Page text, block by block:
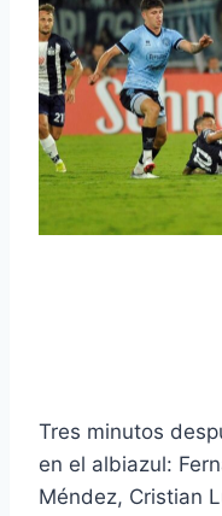
Tres minutos
en el albiazul:
Méndez, Cristian